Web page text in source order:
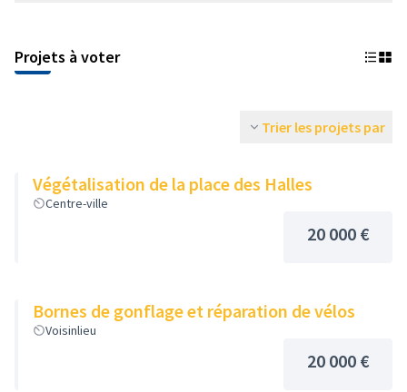
Projets à voter
Trier les projets par
Végétalisation de la place des Halles
Centre-ville
20 000 €
Bornes de gonflage et réparation de vélos
Voisinlieu
20 000 €